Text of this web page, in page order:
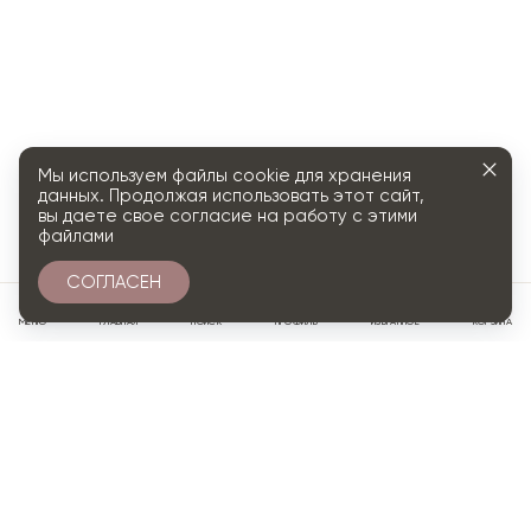
МЕНЮ ГЛАВНАЯ ПОИСК ПРОФИЛЬ ИЗБРАННОЕ КОРЗИНА
Мы используем файлы cookie для хранения
данных. Продолжая использовать этот сайт,
вы даете свое согласие на работу с этими
файлами
СОГЛАСЕН